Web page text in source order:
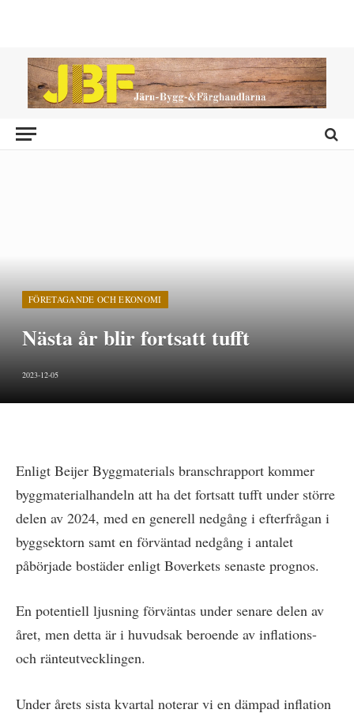
FÖRETAGANDE OCH EKONOMI
Nästa år blir fortsatt tufft
2023-12-05
Enligt Beijer Byggmaterials branschrapport kommer
byggmaterialhandeln att ha det fortsatt tufft under större
delen av 2024, med en generell nedgång i efterfrågan i
byggsektorn samt en förväntad nedgång i antalet
påbörjade bostäder enligt Boverkets senaste prognos.
En potentiell ljusning förväntas under senare delen av
året, men detta är i huvudsak beroende av inflations-
och ränteutvecklingen.
Under årets sista kvartal noterar vi en dämpad inflation